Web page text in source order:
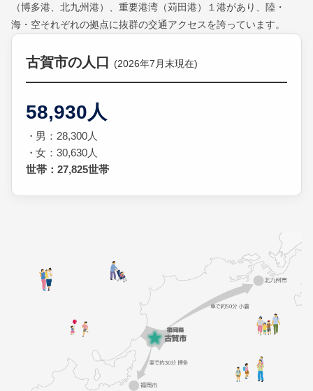
（博多港、北九州港）、重要港湾（苅田港）１港があり、陸・
海・空それぞれの拠点に抜群の交通アクセスを誇っています。
古賀市の人口 (2026年7月末現在)
58,930人
男：28,300人
女：30,630人
世帯：27,825世帯